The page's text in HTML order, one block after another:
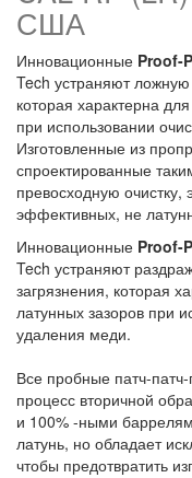
США
Инновационные Proof-
Tech устраняют
которая характерна
при использовании
Изготовленные из
спроектированные
превосходную очистку,
эффективных, не
Инновационные Proof-
Tech устраняют
загрязнения, которая
латунных зазоров при
удаления меди.
Все пробные патч-
процесс вторичной
и 100% -ными
латунь, но обладает
чтобы предотвратить